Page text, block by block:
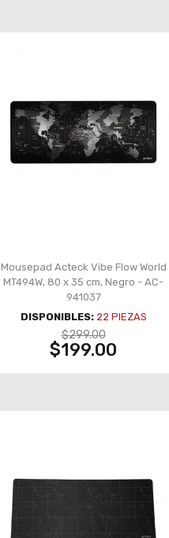
Mousepad Acteck Vibe Flow World
MT494W, 80 x 35 cm, Negro - AC-
941037
DISPONIBLES: 22PIEZAS
$299.00
$199.00